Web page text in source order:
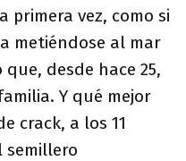
primera vez, como si
metiéndose al mar
desde hace 25,
Y qué mejor
crack, a los 11
semillero